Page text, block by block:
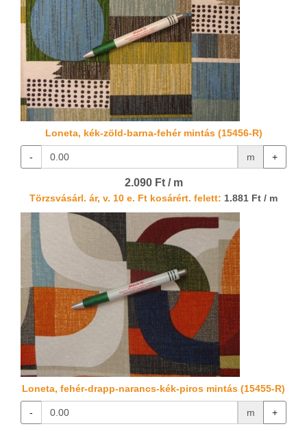
Loneta, kék-zöld-barna-fehér mintás (15456-R)
- m +
2.090 Ft / m
Törzsvásárl. ár, v. 10 e. Ft kosárért. felett: 1.881 Ft / m
Loneta, fehér-drapp-narancs-kék-piros mintás (15455-R)
- m +